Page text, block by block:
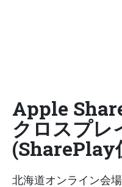
Apple
クロスプレ
(SharePlay
北海道オンライン会